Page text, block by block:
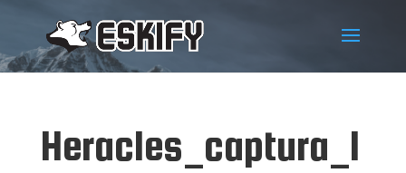
Heracles_captura_l